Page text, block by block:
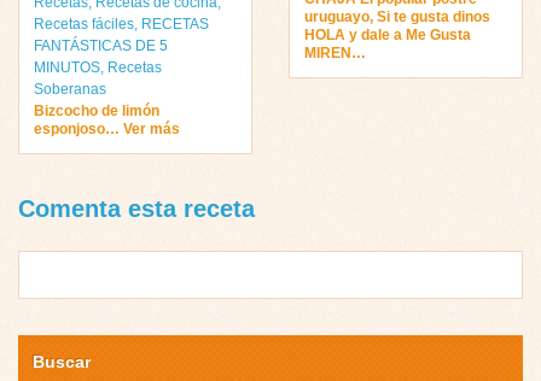
Recetas fáciles, RECETAS
FANTÁSTICAS DE 5
MINUTOS, Recetas
Soberanas
Bizcocho de limón
esponjoso… Ver más
uruguayo, Si te gusta dinos
HOLA y dale a Me Gusta
MIREN…
Comenta esta receta
Buscar